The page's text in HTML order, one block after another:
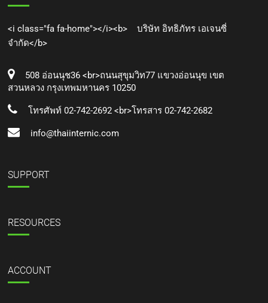
<i class="fa fa-home"></i><b> บริษัท อิทธิภัทร เอเจนซี่
จำกัด</b>
508 อ่อนนุช36 <br>ถนนสุขุมวิท77 แขวงอ่อนนุข เขต
สวนหลวง กรุงเทพมหานคร 10250
โทรศัพท์ 02-742-2692 <br>โทรสาร 02-742-2682
info@thaiinternic.com
SUPPORT
RESOURCES
ACCOUNT